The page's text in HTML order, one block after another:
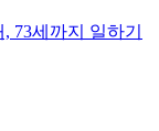
73세까지 일하기